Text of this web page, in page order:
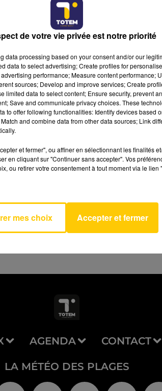
Totem l'information dans le Cantal, le
Issoire avec les reportages de nos
le terrain.
NORD
AGENDA CONTACT
LA MÉTÉO DES PLAGES
de votre vie privée est notre priorité
data processing based on your consent and/or our
data to select advertising; Create profiles for
performance; Measure content performance;
sources; Develop and improve services; Create
limited data to select content; Ensure security, prevent
Save and communicate privacy choices. These
to offer following functionalities: Identify devices based
and combine data from other data sources; Link
et fermer", ou affiner en sélectionnant les finalités
en cliquant sur "Continuer sans accepter". Vos
ou retirer votre consentement à tout moment via le lien
mes choix Accepter et fermer